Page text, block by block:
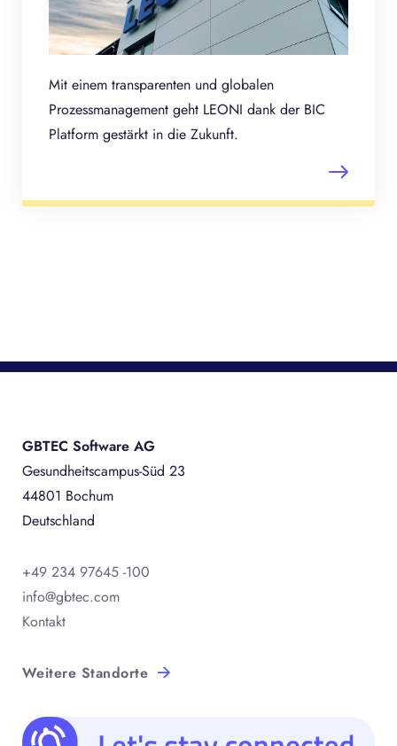
Mit einem transparenten und globalen
Prozessmanagement geht LEONI dank der BIC
Platform gestärkt in die Zukunft.
GBTEC Software AG
Gesundheitscampus-Süd 23
44801 Bochum
Deutschland
+49 234 97645 -100
info@gbtec.com
Kontakt
Weitere Standorte